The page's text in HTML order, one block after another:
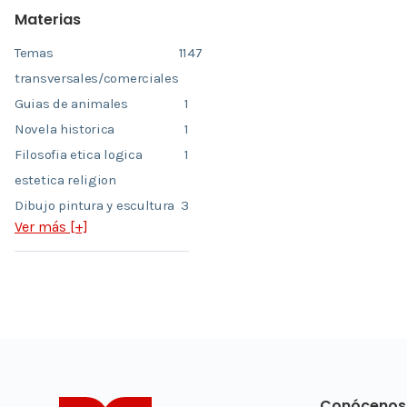
Materias
Temas
transversales/comerciales
1147
Guias de animales
1
Novela historica
1
Filosofia etica logica
estetica religion
1
Dibujo pintura y escultura 3
Ver más [+]